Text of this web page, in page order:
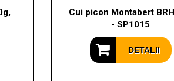
Cui picon Montabert
- SP1015
DETALII